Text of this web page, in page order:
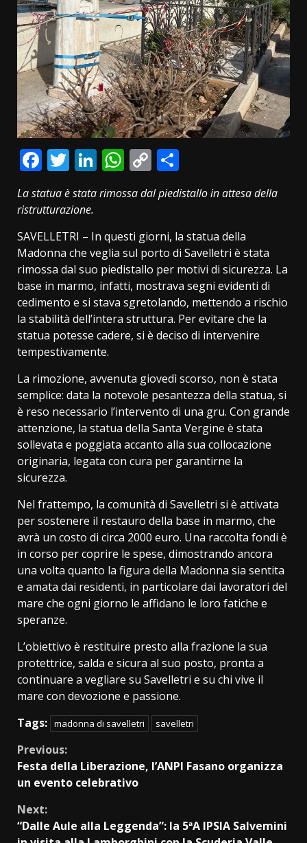
Facebook
Twitter
LinkedIn
WhatsApp
Copy
Link
La statua è stata rimossa dal piedistallo in attesa della
ristrutturazione.
SAVELLETRI – In questi giorni, la statua della
Madonna che veglia sul porto di Savelletri è stata
rimossa dal suo piedistallo per motivi di sicurezza. La
base in marmo, infatti, mostrava segni evidenti di
cedimento e si stava sgretolando, mettendo a rischio
la stabilità dell’intera struttura. Per evitare che la
statua potesse cadere, si è deciso di intervenire
tempestivamente.
La rimozione, avvenuta giovedì scorso, non è stata
semplice: data la notevole pesantezza della statua, si
è reso necessario l’intervento di una gru. Con grande
attenzione, la statua della Santa Vergine è stata
sollevata e poggiata accanto alla sua collocazione
originaria, legata con cura per garantirne la
sicurezza.
Nel frattempo, la comunità di Savelletri si è attivata
per sostenere il restauro della base in marmo, che
avrà un costo di circa 2000 euro. Una raccolta fondi è
in corso per coprire le spese, dimostrando ancora
una volta quanto la figura della Madonna sia sentita
e amata dai residenti, in particolare dai lavoratori del
mare che ogni giorno le affidano le loro fatiche e
speranze.
L’obiettivo è restituire presto alla frazione la sua
protettrice, salda e sicura al suo posto, pronta a
continuare a vegliare su Savelletri e su chi vive il
mare con devozione e passione.
Tags: madonna di savelletri savelletri
Continue
Reading
Previous:
Festa della Liberazione, l’ANPI Fasano organizza
un evento celebrativo
Next:
“Dalle Aule alla Leggenda”: la 5ªA IPSIA Salvemini